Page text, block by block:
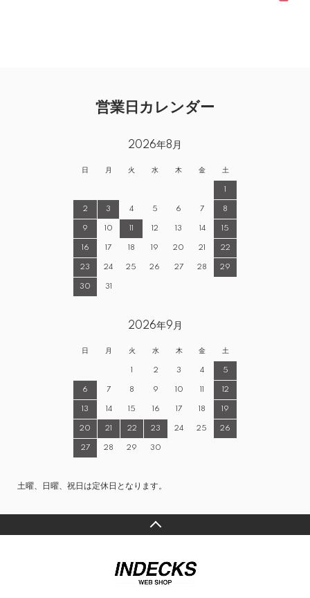
営業日カレンダー
2026年8月
日 月 火 水 木 金 土
2 3 4 5 6 7 8
9 10 12 13 14 15
16 17 18 19 20 21 22
23 24 25 26 27 28 29
30 31
2026年9月
日 月 火 水 木 金 土
2 3 4 5
6 7 8 9 10 12
13 14 15 16 17 18 19
20 21 22 23 24 25 26
27 28 29 30
土曜、日曜、祝日は定休日となります。